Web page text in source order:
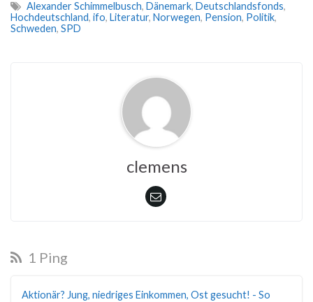
Alexander Schimmelbusch, Dänemark, Deutschlandsfonds,
Hochdeutschland, ifo, Literatur, Norwegen, Pension, Politik,
Schweden, SPD
clemens
1 Ping
Aktionär? Jung, niedriges Einkommen, Ost gesucht! - So